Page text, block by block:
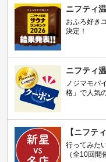
ニフティ
おふろ好き
決定！
ニフティ
ノジマモバ
格」で人気
【ニフテ
行ってみた
（全10回開